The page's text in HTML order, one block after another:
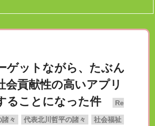
ゲットながら、たぶん
会貢献性の高いアプリ
ることになった件
Re
々 代表北川哲平の諸々 社会福祉